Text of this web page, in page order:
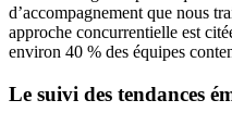
d’accompagnement que nous
approche concurrentielle est
environ 40 % des équipes
Le suivi des tendances